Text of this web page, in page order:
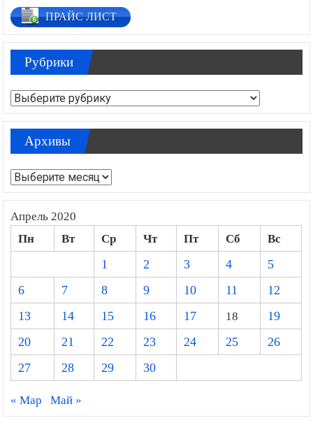
ПРАЙС ЛИСТ
Рубрики
Рубрики
Архивы
Архивы
Апрель 2020
Пн Вт Ср Чт Пт Сб
Вс
1
2 3 4
5
6
7 8 9 10 11
12
13
14 15 16 17 18
19
20
21 22 23 24 25
26
27
28 29 30
« Мар Май »